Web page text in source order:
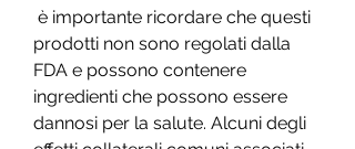
prodotti non sono regolati dalla
FDA e possono contenere
ingredienti che possono essere
dannosi per la salute. Alcuni degli